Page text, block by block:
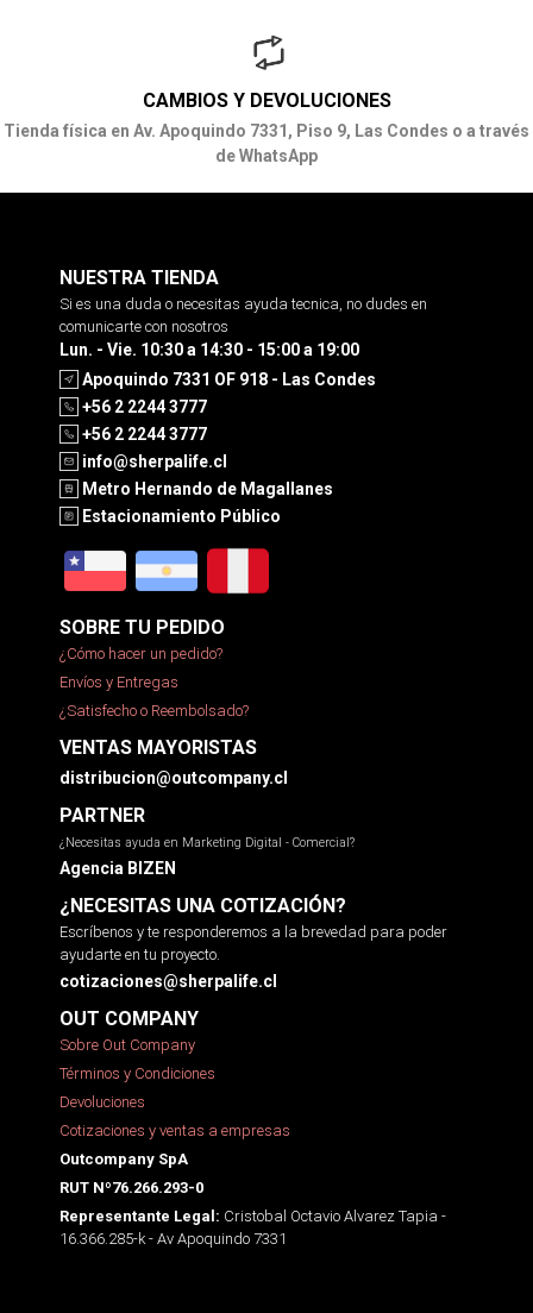
CAMBIOS Y DEVOLUCIONES
Tienda física en Av. Apoquindo 7331, Piso 9, Las Condes o a través
de WhatsApp
NUESTRA TIENDA
Si es una duda o necesitas ayuda tecnica, no dudes en
comunicarte con nosotros
Lun. - Vie. 10:30 a 14:30 - 15:00 a 19:00
Apoquindo 7331 OF 918 - Las Condes
+56 2 2244 3777
+56 2 2244 3777
info@sherpalife.cl
Metro Hernando de Magallanes
Estacionamiento Público
SOBRE TU PEDIDO
¿Cómo hacer un pedido?
Envíos y Entregas
¿Satisfecho o Reembolsado?
VENTAS MAYORISTAS
distribucion@outcompany.cl
PARTNER
¿Necesitas ayuda en Marketing Digital - Comercial?
Agencia BIZEN
¿NECESITAS UNA COTIZACIÓN?
Escríbenos y te responderemos a la brevedad para poder
ayudarte en tu proyecto.
cotizaciones@sherpalife.cl
OUT COMPANY
Sobre Out Company
Términos y Condiciones
Devoluciones
Cotizaciones y ventas a empresas
Outcompany SpA
RUT Nº76.266.293-0
Representante Legal: Cristobal Octavio Alvarez Tapia -
16.366.285-k - Av Apoquindo 7331